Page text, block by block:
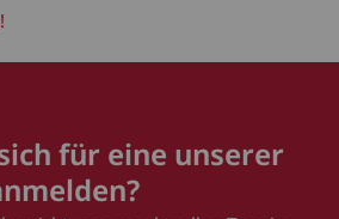
für eine unserer